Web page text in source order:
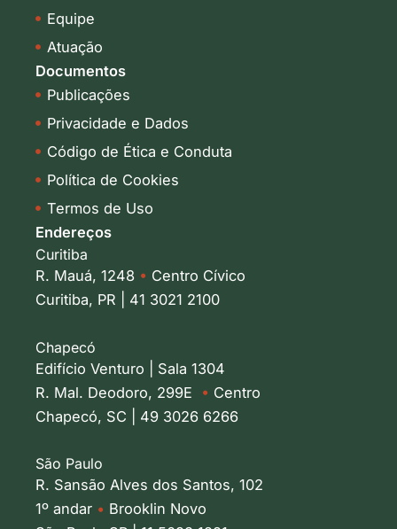
Equipe
Atuação
Documentos
Publicações
Privacidade e Dados
Código de Ética e Conduta
Política de Cookies
Termos de Uso
Endereços
Curitiba
R. Mauá, 1248 • Centro Cívico
Curitiba, PR | 41 3021 2100
Chapecó
Edifício Venturo | Sala 1304
R. Mal. Deodoro, 299E • Centro
Chapecó, SC | 49 3026 6266
São Paulo
R. Sansão Alves dos Santos, 102
1º andar • Brooklin Novo